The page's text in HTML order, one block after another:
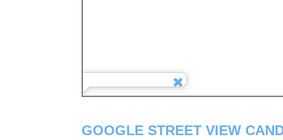
GOOGLE STREET VIEW